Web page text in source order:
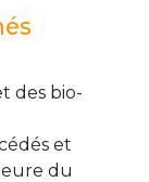
des bio-
et
du